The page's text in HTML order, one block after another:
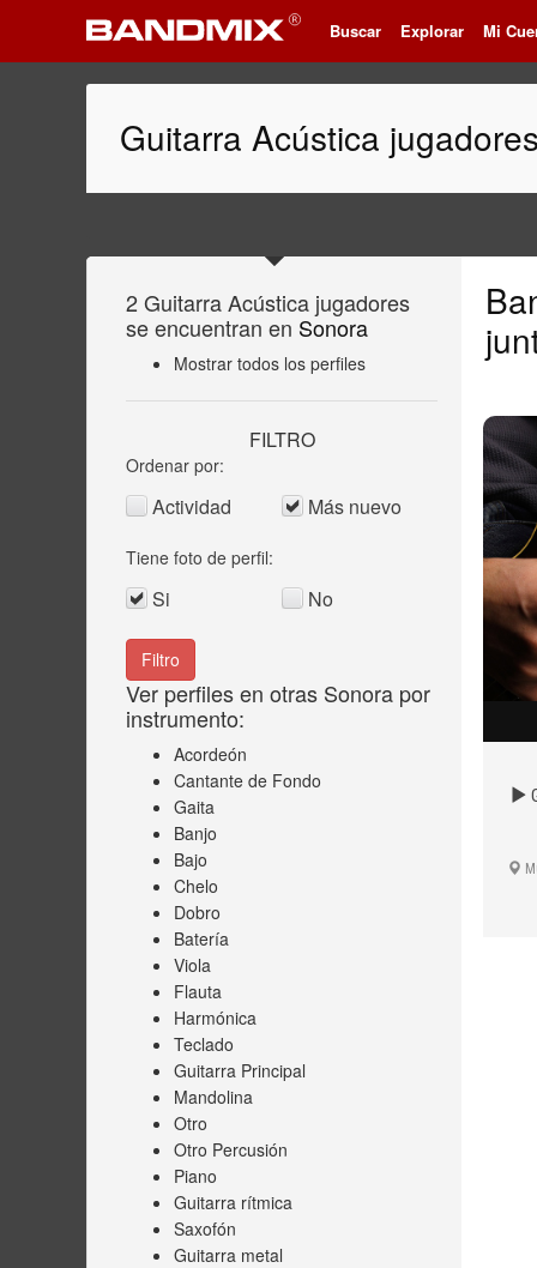
Buscar Explorar Mi
Guitarra Acústica
2 Guitarra Acústica jugadores
se encuentran en Sonora
Mostrar todos los perfiles
FILTRO
Ordenar por:
Actividad Más nuevo
Tiene foto de perfil:
Si No
Ver perfiles en otras Sonora por
instrumento:
Acordeón
Cantante de Fondo
Gaita
Banjo
Bajo
Chelo
Dobro
Batería
Viola
Flauta
Harmónica
Teclado
Guitarra Principal
Mandolina
Otro
Otro Percusión
Piano
Guitarra rítmica
Saxofón
Guitarra metal